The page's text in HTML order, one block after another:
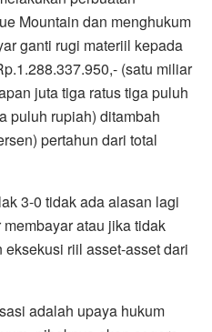
Mountain dan menghukum
ganti rugi materiil kepada
(satu miliar
juta tiga ratus tiga puluh
puluh rupiah) ditambah
pertahun dari total
3-0 tidak ada alasan lagi
atau jika tidak
riil asset-asset dari
adalah upaya hukum